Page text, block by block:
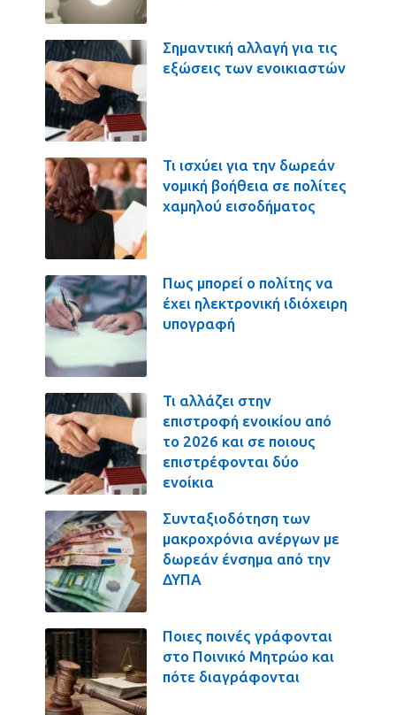
Σημαντική αλλαγή για τις
εξώσεις των ενοικιαστών
Τι ισχύει για την δωρεάν
νομική βοήθεια σε πολίτες
χαμηλού εισοδήματος
Πως μπορεί ο πολίτης να
έχει ηλεκτρονική ιδιόχειρη
υπογραφή
Τι αλλάζει στην
επιστροφή ενοικίου από
το 2026 και σε ποιους
επιστρέφονται δύο
ενοίκια
Συνταξιοδότηση των
μακροχρόνια ανέργων με
δωρεάν ένσημα από την
ΔΥΠΑ
Ποιες ποινές γράφονται
στο Ποινικό Μητρώο και
πότε διαγράφονται